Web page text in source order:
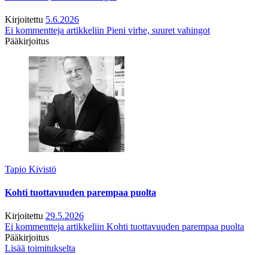
Kirjoitettu 5.6.2026
Ei kommentteja artikkeliin Pieni virhe, suuret vahingot
Pääkirjoitus
Tapio Kivistö
Kohti tuottavuuden parempaa puolta
Kirjoitettu 29.5.2026
Ei kommentteja artikkeliin Kohti tuottavuuden parempaa puolta
Pääkirjoitus
Lisää toimitukselta